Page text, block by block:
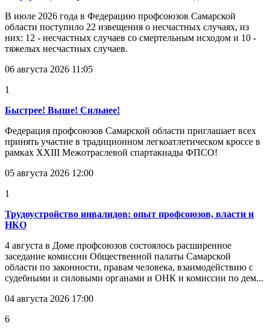
В июле 2026 года в Федерацию профсоюзов Самарской
области поступило 22 извещения о несчастных случаях, из
них: 12 - несчастных случаев со смертельным исходом и 10 -
тяжелых несчастных случаев.
06 августа 2026 11:05
1
Быстрее! Выше! Сильнее!
Федерация профсоюзов Самарской области приглашает всех
принять участие в традиционном легкоатлетическом кроссе в
рамках XXIII Межотраслевой спартакиады ФПСО!
05 августа 2026 12:00
1
Трудоустройство инвалидов: опыт профсоюзов, власти и
НКО
4 августа в Доме профсоюзов состоялось расширенное
заседание комиссии Общественной палаты Самарской
области по законности, правам человека, взаимодействию с
судебными и силовыми органами и ОНК и комиссии по дем...
04 августа 2026 17:00
6